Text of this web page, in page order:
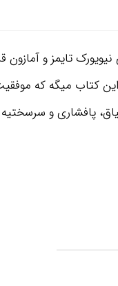
تایمز و آمازون
کتاب میگه که
پافشاری و